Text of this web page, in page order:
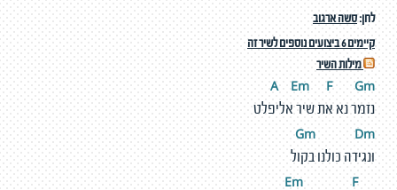
לחן:סשה ארגוב
קיימים 6 ביצועים נוספים לשיר זה
מילות השיר
A Em F Gm
נזמר נא את שיר אליפלט
Gm Dm
ונגידה כולנו בקול
E
m F